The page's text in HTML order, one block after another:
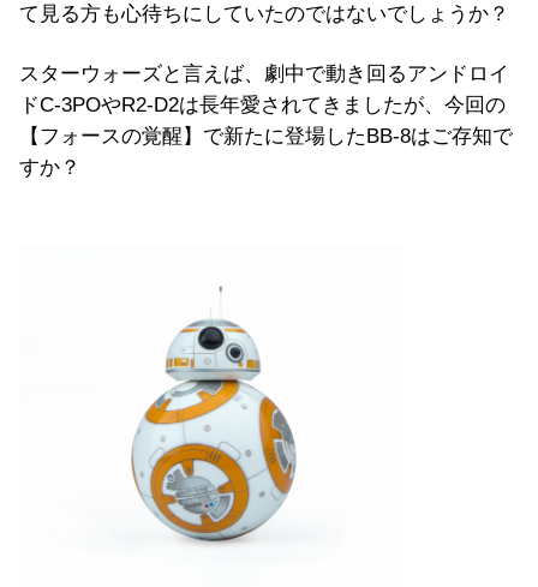
て見る方も心待ちにしていたのではないでしょうか？
スターウォーズと言えば、劇中で動き回るアンドロイ
ドC-3POやR2-D2は長年愛されてきましたが、今回の
【フォースの覚醒】で新たに登場したBB-8はご存知で
すか？